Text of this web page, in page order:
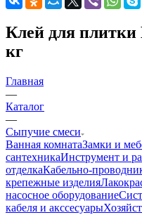
Клей для
кг
Главная
—
Каталог
—
Сыпучие смеси
Ванная комнатаЗамки и
сантехникаИнструмент и
отделкаКабельно-
крепежные изделия
насосное оборудование
кабеля и акссесуары